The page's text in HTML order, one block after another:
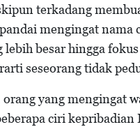
terkadang
mengingat nama
besar hingga
seseorang tidak
orang yang mengingat
ciri